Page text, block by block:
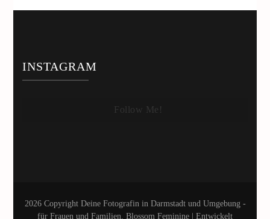
INSTAGRAM
Follow Me!
2026 Copyright Deine Fotografin in Darmstadt und Umgebung -
für Frauen und Familien. Blossom Feminine | Entwickelt